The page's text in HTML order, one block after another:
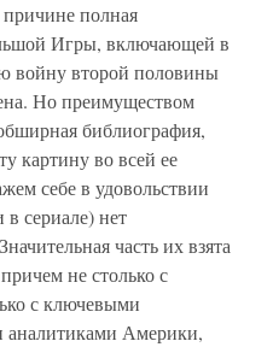
полная
Игры, включающей в
войну второй половины
Но преимуществом
библиография,
картину во всей ее
себе в удовольствии
в сериале) нет
часть их взята
не столько с
с ключевыми
аналитиками Америки,